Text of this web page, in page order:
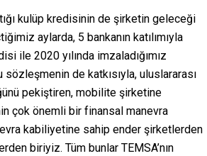
kulüp kredisinin de şirketin geleceği
aylarda, 5 bankanın katılımıyla
ile 2020 yılında imzaladığımız
sözleşmenin de katkısıyla, uluslararası
pekiştiren, mobilite şirketine
çok önemli bir finansal manevra
kabiliyetine sahip ender şirketlerden
biriyiz. Tüm bunlar TEMSA’nın